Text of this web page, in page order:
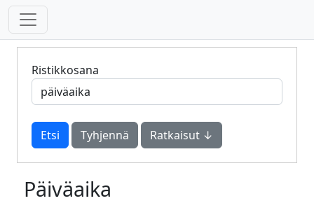
Ristikkosana
Tyhjennä Ratkaisut ↓
Päiväaika